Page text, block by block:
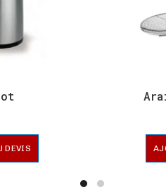
DEVIS